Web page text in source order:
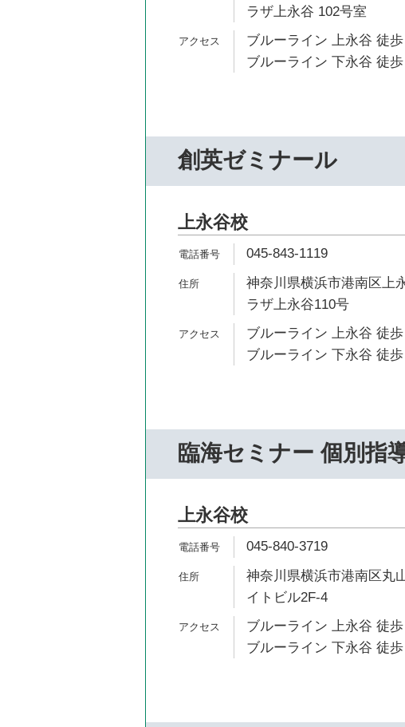
ラザ上永谷 102号室
ブルーライン 上永谷 徒
ブルーライン 下永谷 徒
創英ゼミナール
上永谷校
045-843-1119
神奈川県横浜市港南区上
ラザ上永谷110号
ブルーライン 上永谷 徒
ブルーライン 下永谷 徒
臨海セミナー 個別指
上永谷校
045-840-3719
神奈川県横浜市港南区丸
イトビル2F-4
ブルーライン 上永谷 徒
ブルーライン 下永谷 徒